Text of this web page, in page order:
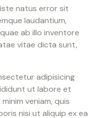
natus error sit
laudantium,
ab illo inventore
vitae dicta sunt,
adipisicing
ut labore et
veniam, quis
nisi ut aliquip ex ea